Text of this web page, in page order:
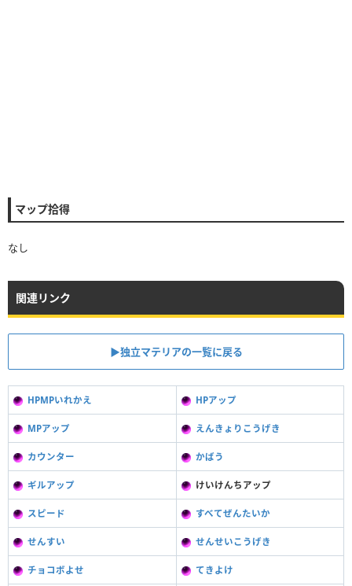
マップ拾得
なし
関連リンク
▶独立マテリアの一覧に戻る
HPMPいれかえ HPアップ
MPアップ えんきょりこうげき
カウンター かばう
ギルアップ けいけんちアップ
スピード すべてぜんたいか
せんすい せんせいこうげき
チョコボよせ てきよけ